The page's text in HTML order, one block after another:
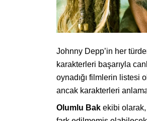
Johnny Depp’in her
karakterleri başarıyla
oynadığı filmlerin listesi
ancak karakterleri
Olumlu Bak ekibi olarak,